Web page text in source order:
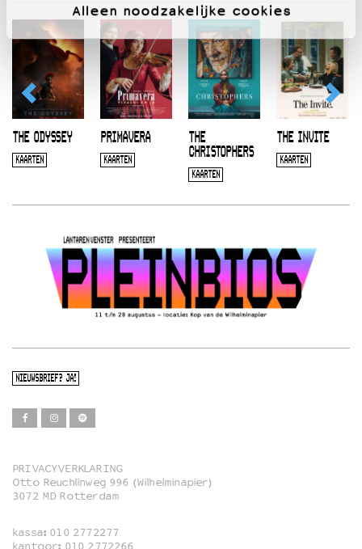
Alleen noodzakelijke cookies
THE ODYSSEY
KAARTEN
PRIMAVERA
KAARTEN
THE
CHRISTOPHERS
KAARTEN
THE INVITE
KAARTEN
NIEUWSBRIEF? JA!
Film
Familie
PRIVACYVERKLARING
Otto Reuchlinweg 996 (Wilhelminapier)
3072 MD Rotterdam
kassa: 010 2772277